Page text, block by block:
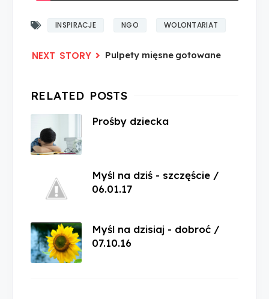
INSPIRACJE NGO WOLONTARIAT
Pulpety mięsne gotowane
Prośby dziecka
Myśl na dziś - szczęście /
06.01.17
Myśl na dzisiaj - dobroć /
07.10.16